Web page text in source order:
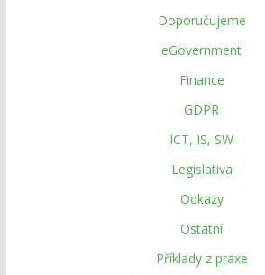
Doporučujeme
eGovernment
Finance
GDPR
ICT, IS, SW
Legislativa
Odkazy
Ostatní
Příklady z praxe